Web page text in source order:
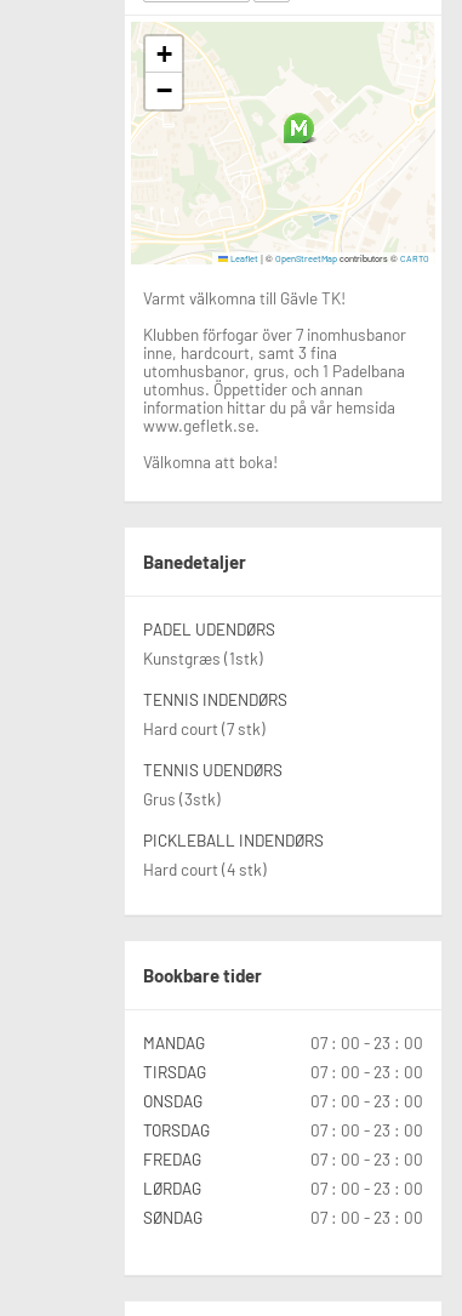
+
−
Leaflet |© OpenStreetMapcontributors © CARTO
Varmt välkomna till Gävle TK!
Klubben förfogar över 7 inomhusbanor
inne, hardcourt, samt 3 fina
utomhusbanor, grus, och 1 Padelbana
utomhus. Öppettider och annan
information hittar du på vår hemsida
www.gefletk.se.
Välkomna att boka!
Banedetaljer
PADEL UDENDØRS
Kunstgræs (1stk)
TENNIS INDENDØRS
Hard court (7 stk)
TENNIS UDENDØRS
Grus (3stk)
PICKLEBALL INDENDØRS
Hard court (4 stk)
Bookbare tider
MANDAG
07 : 00 - 23 : 00
TIRSDAG
07 : 00 - 23 : 00
ONSDAG
07 : 00 - 23 : 00
TORSDAG
07 : 00 - 23 : 00
FREDAG
07 : 00 - 23 : 00
LØRDAG
07 : 00 - 23 : 00
SØNDAG
07 : 00 - 23 : 00